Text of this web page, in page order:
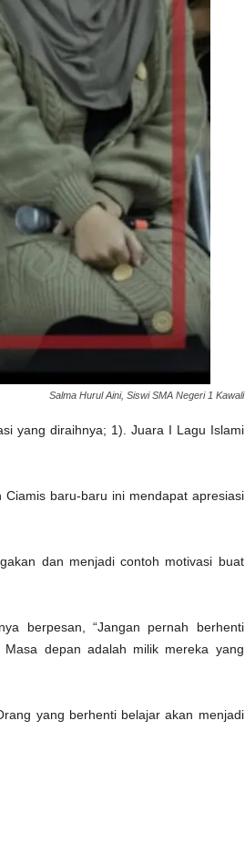
Salma Hurul Aini, Siswi SMA Negeri 1 Kawali
yang diraihnya; 1). Juara I Lagu Islami
Ciamis baru-baru ini mendapat apresiasi
dan menjadi contoh motivasi buat
berpesan, “Jangan pernah berhenti
depan adalah milik mereka yang
yang berhenti belajar akan menjadi